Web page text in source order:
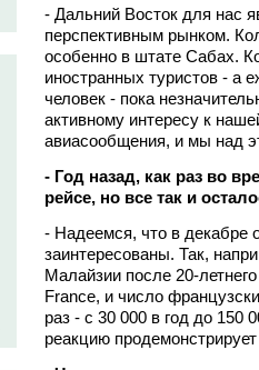
- Дальний Восток для нас
перспективным рынком.
особенно в штате Сабах.
иностранных туристов - а
человек - пока
активному интересу к
авиасообщения, и мы над
- Год назад, как раз во
рейсе, но все так и
- Надеемся, что в декабре
заинтересованы. Так,
Малайзии после 20-
France, и число
раз - с 30 000 в год до 150
реакцию